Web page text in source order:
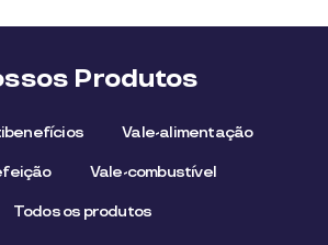
Produtos
Vale-alimentação
Vale-combustível
Todos os produtos